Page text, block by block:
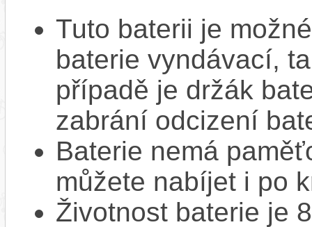
Tuto baterii je
baterie vyndávací,
případě je držák
zabrání odcizení
Baterie nemá
můžete nabíjet i po
Životnost baterie je